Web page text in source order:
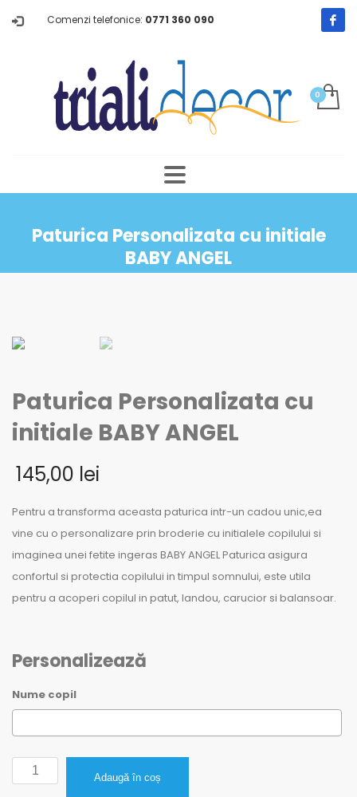
Comenzi telefonice: 0771 360 090
Paturica Personalizata cu initiale
BABY ANGEL
Paturica Personalizata cu
initiale BABY ANGEL
145,00 lei
Pentru a transforma aceasta paturica intr-un cadou unic,ea
vine cu o personalizare prin broderie cu initialele copilului si
imaginea unei fetite ingeras BABY ANGEL Paturica asigura
confortul si protectia copilului in timpul somnului, este utila
pentru a acoperi copilul in patut, landou, carucior si balansoar.
Personalizează
Nume copil
Cantitate
Paturica
Adaugă în coș